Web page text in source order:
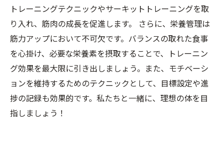
トレーニングテクニックやサーキットトレーニングを取
り入れ、筋肉の成長を促進します。 さらに、栄養管理は
筋力アップにおいて不可欠です。バランスの取れた食事
を心掛け、必要な栄養素を摂取することで、トレーニン
グ効果を最大限に引き出しましょう。また、モチベーシ
ョンを維持するためのテクニックとして、目標設定や進
捗の記録も効果的です。私たちと一緒に、理想の体を目
指しましょう！